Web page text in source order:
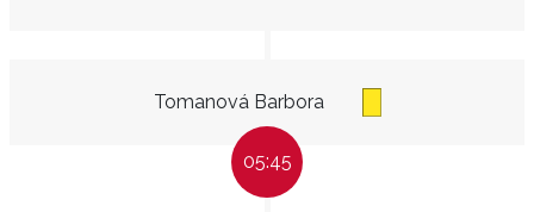
Tomanová Barbora
05:45